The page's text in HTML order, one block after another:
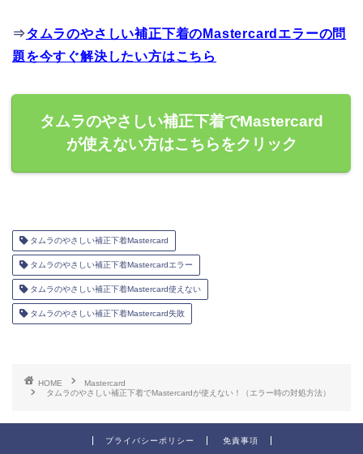
⇒タムラのやさしい補正下着のMastercardエラーの問
題を今すぐ解決したい方はこちら
タムラのやさしい補正下着でMastercard
が使えない方はこちらをクリック
タムラのやさしい補正下着Mastercard
タムラのやさしい補正下着Mastercardエラー
タムラのやさしい補正下着Mastercard使えない
タムラのやさしい補正下着Mastercard失敗
HOME
Mastercard
タムラのやさしい補正下着でMastercardが使えない！（エラー時の対処方法）
プライバシーポリシー 免責事項